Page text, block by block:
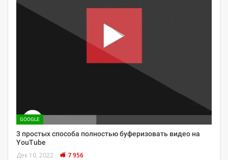
GOOGLE
3 простых способа полностью буферизовать видео на
YouTube
Дек 10, 2022 7 956